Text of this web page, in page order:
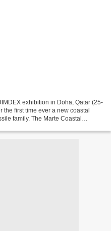
exhibition in Doha, Qatar (25-
the first time ever a new coastal
family. The Marte Coastal